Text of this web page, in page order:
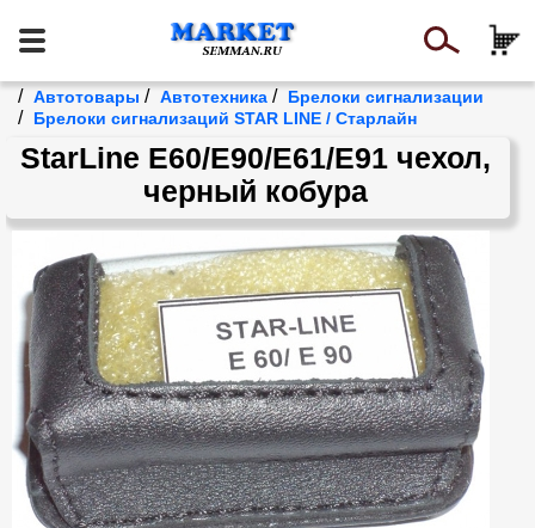
/ Автотовары / Автотехника / Брелоки сигнализации
/ Брелоки сигнализаций STAR LINE / Старлайн
StarLine E60/E90/Е61/Е91 чехол,
черный кобура